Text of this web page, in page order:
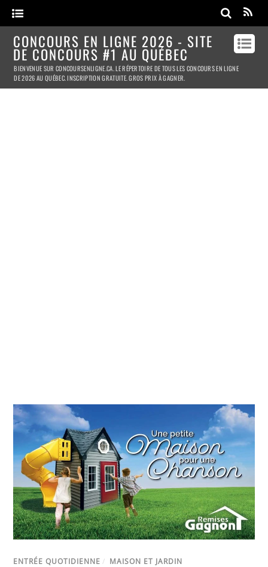
CONCOURS EN LIGNE 2026 - SITE
DE CONCOURS #1 AU QUÉBEC
BIENVENUE SUR CONCOURSENLIGNE.CA. LE RÉPERTOIRE DE TOUS LES CONCOURS EN LIGNE
DE 2026 AU QUÉBEC. INSCRIPTION GRATUITE. GROS PRIX À GAGNER.
ENTRÉE QUOTIDIENNE / MAISON ET JARDIN